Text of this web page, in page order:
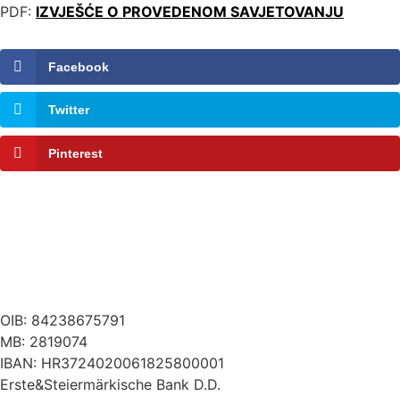
PDF: IZVJEŠĆE O PROVEDENOM SAVJETOVANJU
Facebook
Twitter
Pinterest
OIB: 84238675791
MB: 2819074
IBAN: HR3724020061825800001
Erste&Steiermärkische Bank D.D.